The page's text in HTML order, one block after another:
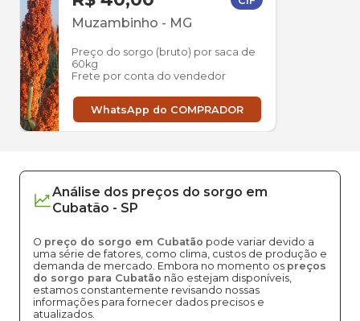
Muzambinho - MG
Preço do sorgo (bruto) por saca de
60kg
Frete por conta do vendedor
WhatsApp do COMPRADOR
Análise dos preços do sorgo em
Cubatão - SP
O preço do sorgo em Cubatão pode variar devido a
uma série de fatores, como clima, custos de produção e
demanda de mercado. Embora no momento os preços
do sorgo para Cubatão não estejam disponíveis,
estamos constantemente revisando nossas
informações para fornecer dados precisos e
atualizados.